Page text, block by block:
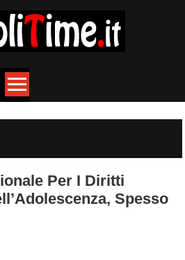
Per I Diritti
Spesso